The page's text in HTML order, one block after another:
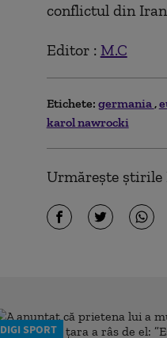
conflictul din
Editor : M.C
Etichete: germania
karol nawrocki
Urmărește știrile
DIGI SPORT